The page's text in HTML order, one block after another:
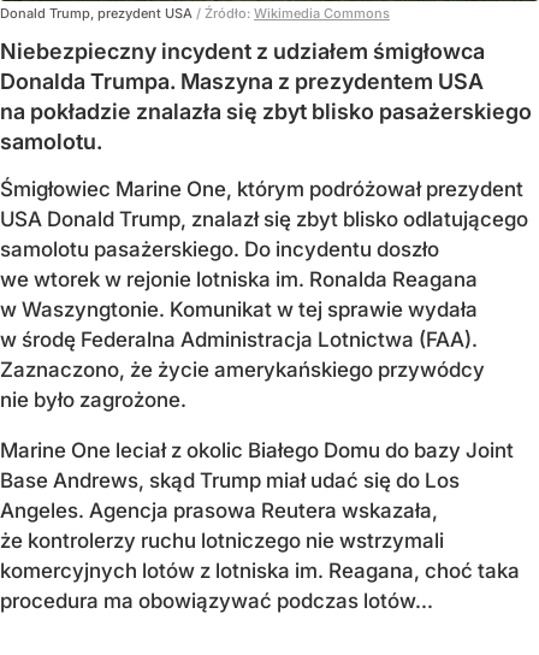
Donald Trump, prezydent USA / Źródło: Wikimedia Commons
Niebezpieczny incydent z udziałem śmigłowca
Donalda Trumpa. Maszyna z prezydentem USA
na pokładzie znalazła się zbyt blisko pasażerskiego
samolotu.
Śmigłowiec Marine One, którym podróżował prezydent
USA Donald Trump, znalazł się zbyt blisko odlatującego
samolotu pasażerskiego. Do incydentu doszło
we wtorek w rejonie lotniska im. Ronalda Reagana
w Waszyngtonie. Komunikat w tej sprawie wydała
w środę Federalna Administracja Lotnictwa (FAA).
Zaznaczono, że życie amerykańskiego przywódcy
nie było zagrożone.
Marine One leciał z okolic Białego Domu do bazy Joint
Base Andrews, skąd Trump miał udać się do Los
Angeles. Agencja prasowa Reutera wskazała,
że kontrolerzy ruchu lotniczego nie wstrzymali
komercyjnych lotów z lotniska im. Reagana, choć taka
procedura ma obowiązywać podczas lotów...